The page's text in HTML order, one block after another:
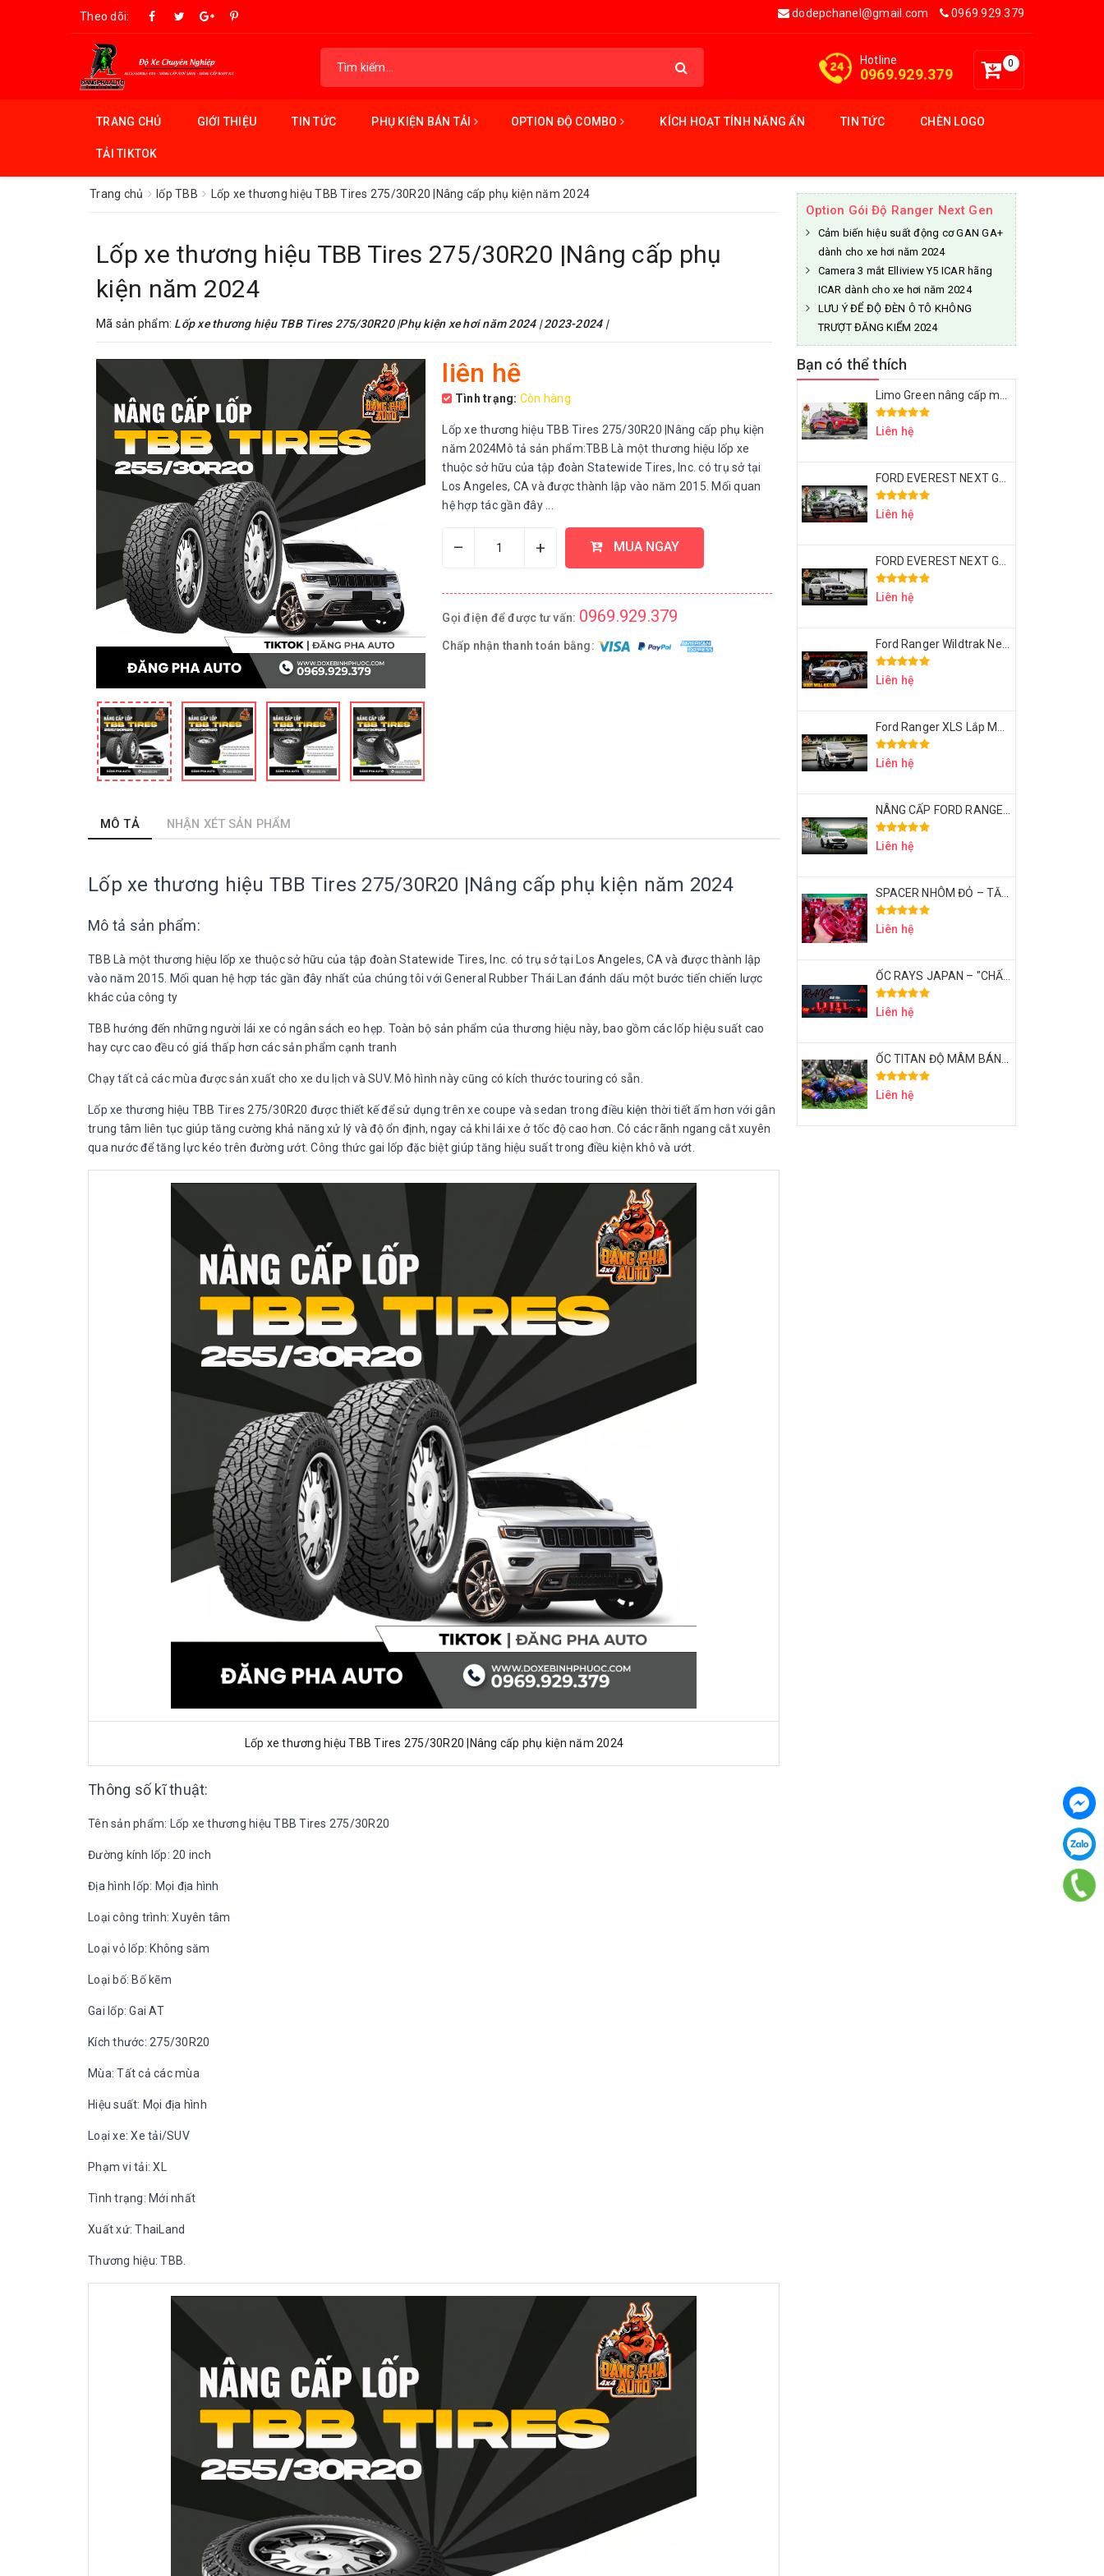
Theo dõi: dodepchanel@gmail.com 0969.929.379
0
Hotline
0969.929.379
TRANG CHỦ GIỚI THIỆU TIN TỨC PHỤ KIỆN BÁN TẢI OPTION ĐỘ COMBO KÍCH HOẠT TÍNH NĂNG ẨN TIN TỨC CHÈN LOGO
TẢI TIKTOK
Trang chủ lốp TBB Lốp xe thương hiệu TBB Tires 275/30R20 |Nâng cấp phụ kiện năm 2024
Lốp xe thương hiệu TBB Tires 275/30R20 |Nâng cấp phụ
kiện năm 2024
Mã sản phẩm: Lốp xe thương hiệu TBB Tires 275/30R20 |Phụ kiện xe hơi năm 2024 | 2023-2024 |
liên hệ
Tình trạng: Còn hàng
Lốp xe thương hiệu TBB Tires 275/30R20 |Nâng cấp phụ kiện
năm 2024Mô tả sản phẩm:TBB Là một thương hiệu lốp xe
thuộc sở hữu của tập đoàn Statewide Tires, Inc. có trụ sở tại
Los Angeles, CA và được thành lập vào năm 2015. Mối quan
hệ hợp tác gần đây ...
– + MUA NGAY
Gọi điện để được tư vấn: 0969.929.379
Chấp nhận thanh toán bằng:
MÔ TẢ NHẬN XÉT SẢN PHẨM
Lốp xe thương hiệu TBB Tires 275/30R20 |Nâng cấp phụ kiện năm 2024
Mô tả sản phẩm:
TBB Là một thương hiệu lốp xe thuộc sở hữu của tập đoàn Statewide Tires, Inc. có trụ sở tại Los Angeles, CA và được thành lập
vào năm 2015. Mối quan hệ hợp tác gần đây nhất của chúng tôi với General Rubber Thái Lan đánh dấu một bước tiến chiến lược
khác của công ty
TBB hướng đến những người lái xe có ngân sách eo hẹp. Toàn bộ sản phẩm của thương hiệu này, bao gồm các lốp hiệu suất cao
hay cực cao đều có giá thấp hơn các sản phẩm cạnh tranh
Chạy tất cả các mùa được sản xuất cho xe du lịch và SUV. Mô hình này cũng có kích thước touring có sẵn.
Lốp xe thương hiệu TBB Tires 275/30R20 được thiết kế để sử dụng trên xe coupe và sedan trong điều kiện thời tiết ấm hơn với gân
trung tâm liên tục giúp tăng cường khả năng xử lý và độ ổn định, ngay cả khi lái xe ở tốc độ cao hơn. Có các rãnh ngang cắt xuyên
qua nước để tăng lực kéo trên đường ướt. Công thức gai lốp đặc biệt giúp tăng hiệu suất trong điều kiện khô và ướt.
Lốp xe thương hiệu TBB Tires 275/30R20 |Nâng cấp phụ kiện năm 2024
Thông số kĩ thuật:
Tên sản phẩm: Lốp xe thương hiệu TBB Tires 275/30R20
Đường kính lốp: 20 inch
Địa hình lốp: Mọi địa hình
Loại công trình: Xuyên tâm
Loại vỏ lốp: Không săm
Loại bố: Bố kẽm
Gai lốp: Gai AT
Kích thước: 275/30R20
Mùa: Tất cả các mùa
Hiệu suất: Mọi địa hình
Loại xe: Xe tải/SUV
Phạm vi tải: XL
Tình trạng: Mới nhất
Xuất xứ: ThaiLand
Thương hiệu: TBB.
Option Gói Độ Ranger Next Gen
Cảm biến hiệu suất động cơ GAN GA+
dành cho xe hơi năm 2024
Camera 3 mắt Elliview Y5 ICAR hãng
ICAR dành cho xe hơi năm 2024
LƯU Ý ĐỂ ĐỘ ĐÈN Ô TÔ KHÔNG
TRƯỢT ĐĂNG KIỂM 2024
Bạn có thể thích
Liên hệ
Liên hệ
Liên hệ
Liên hệ
Liên hệ
Liên hệ
Liên hệ
Liên hệ
Liên hệ